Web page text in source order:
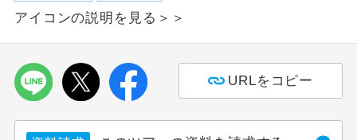
アイコンの説明を見る＞＞
URLをコピー
那覇空港
【復路】
到着地
北海道 新千歳空港 リクエスト受付 10,000円
北海道 円